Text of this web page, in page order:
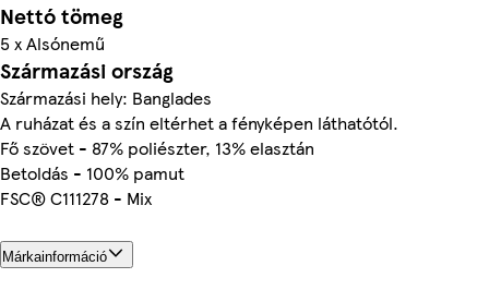
Nettó tömeg
5 x Alsónemű
Származási ország
Származási hely: Banglades
A ruházat és a szín eltérhet a fényképen láthatótól.
Fő szövet - 87% poliészter, 13% elasztán
Betoldás - 100% pamut
FSC® C111278 - Mix
Márkainformáció